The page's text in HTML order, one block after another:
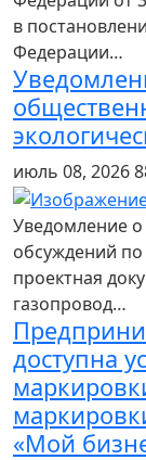
в
Федерации…
июль 08, 2026
Уведомление
обсуждений по
проектная
газопровод…
доступна
«Мой